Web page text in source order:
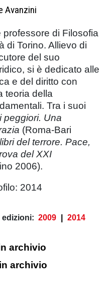
Avanzini
professore di Filosofia
di Torino. Allievo di
del suo
si è dedicato alle
e del diritto con
teoria della
Tra i suoi
peggiori. Una
(Roma-Bari
del terrore. Pace,
del XXI
2006).
2014
edizioni: 2009 2014
archivio
archivio